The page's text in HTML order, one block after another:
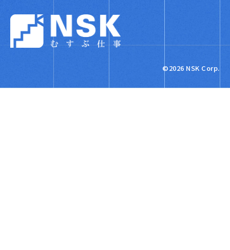
©2026 NSK Corp.